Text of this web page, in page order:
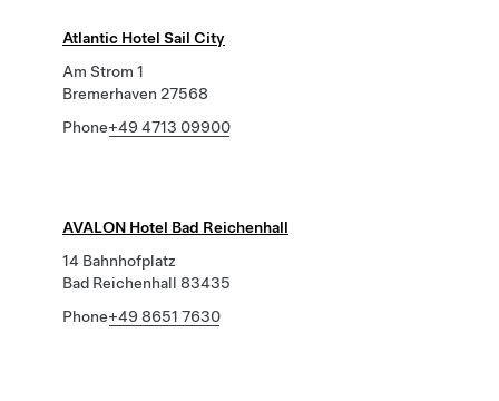
Atlantic Hotel Sail City
Am Strom 1
Bremerhaven 27568
Phone+49 4713 09900
AVALON Hotel Bad Reichenhall
14 Bahnhofplatz
Bad Reichenhall 83435
Phone+49 8651 7630